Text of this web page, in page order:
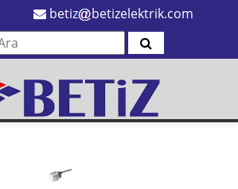
betiz betizelektrik.com